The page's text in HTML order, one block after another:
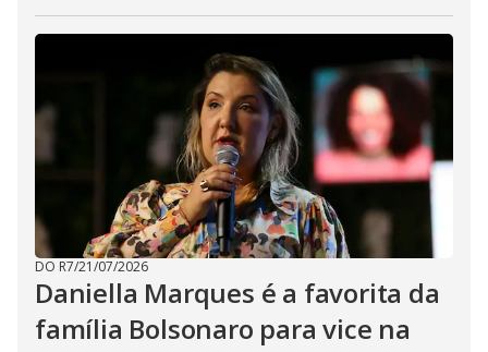
DO R7/21/07/2026
Daniella Marques é a favorita da
família Bolsonaro para vice na